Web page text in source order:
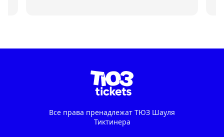
Все права пренадлежат ТЮЗ Шауля
Тиктинера